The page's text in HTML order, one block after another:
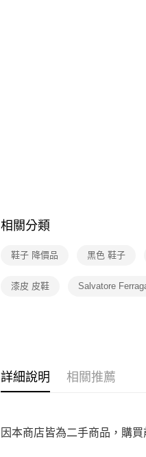
相關分類
鞋子 降價品 黑色 鞋子
漆皮 皮鞋 Salvatore
詳細說明 相關推薦
因本商店皆為二手商品，購